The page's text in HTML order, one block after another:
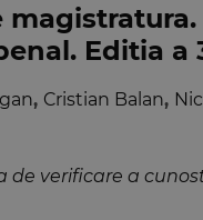
Editia a
de verificare a
, Cristian Balan,